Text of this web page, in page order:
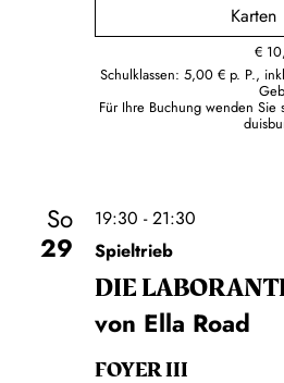
Karten
€
Schulklassen: 5,00 € p. P.,
Für Ihre Buchung wenden Sie
So
29
19:30 - 21:30
Spieltrieb
DIE
von Ella Road
FOYER III